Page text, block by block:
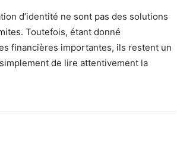
d’identité ne sont pas des solutions
Toutefois, étant donné
financières importantes, ils restent un
de lire attentivement la